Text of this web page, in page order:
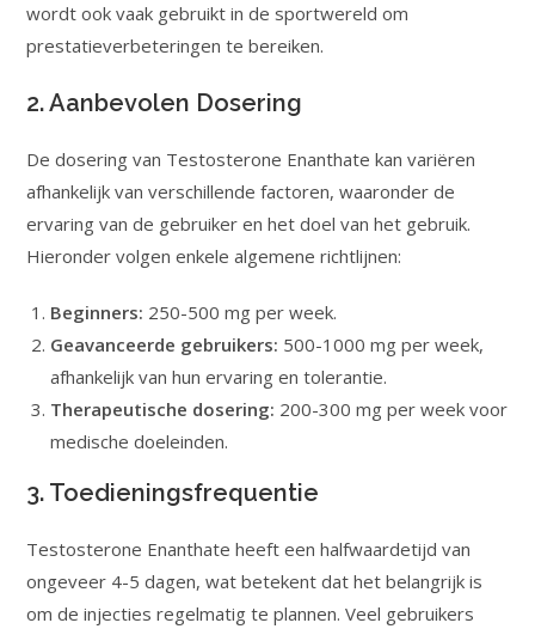
wordt ook vaak gebruikt in de sportwereld om
prestatieverbeteringen te bereiken.
2. Aanbevolen Dosering
De dosering van Testosterone Enanthate kan variëren
afhankelijk van verschillende factoren, waaronder de
ervaring van de gebruiker en het doel van het gebruik.
Hieronder volgen enkele algemene richtlijnen:
Beginners: 250-500 mg per week.
Geavanceerde gebruikers: 500-1000 mg per week,
afhankelijk van hun ervaring en tolerantie.
Therapeutische dosering: 200-300 mg per week voor
medische doeleinden.
3. Toedieningsfrequentie
Testosterone Enanthate heeft een halfwaardetijd van
ongeveer 4-5 dagen, wat betekent dat het belangrijk is
om de injecties regelmatig te plannen. Veel gebruikers